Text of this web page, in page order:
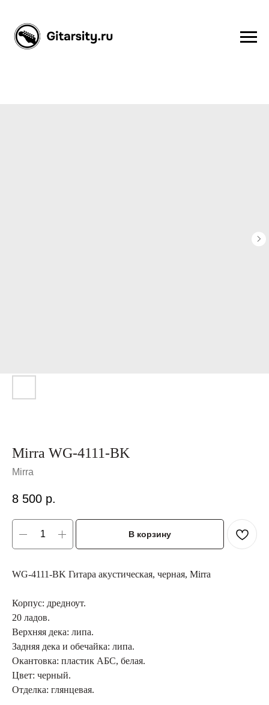
Mirra WG-4111-BK
Mirra
8 500 р.
В корзину
WG-4111-BK Гитара акустическая, черная, Mirra
Корпус: дредноут.
20 ладов.
Верхняя дека: липа.
Задняя дека и обечайка: липа.
Окантовка: пластик АБС, белая.
Цвет: черный.
Отделка: глянцевая.